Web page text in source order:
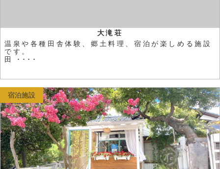
大滝荘
温泉や各種田舎体験、郷土料理、宿泊が楽しめる施設
です。
田 ････
宿泊施設